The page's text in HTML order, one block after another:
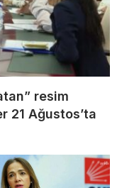
resim
21 Ağustos’ta